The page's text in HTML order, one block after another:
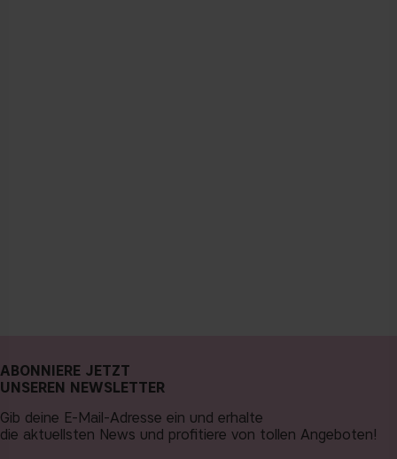
ABONNIERE JETZT
UNSEREN NEWSLETTER
Gib deine E-Mail-Adresse ein und erhalte
die aktuellsten News und profitiere von tollen Angeboten!